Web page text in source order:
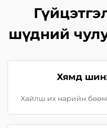
шүдний
Хямд
Хайлш их нарийн